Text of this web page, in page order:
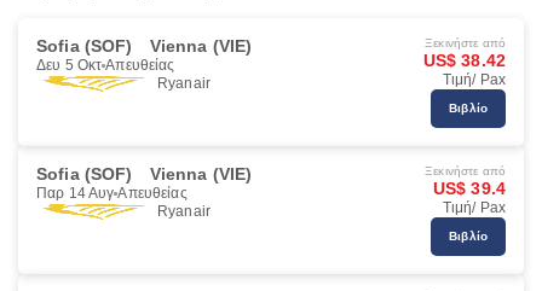
Sofia (SOF) Vienna (VIE)
Δευ 5 Οκτ Απευθείας
Ryanair
Ξεκινήστε από
US$ 38.42
Τιμή/ Pax
Βιβλίο
Sofia (SOF) Vienna (VIE)
Παρ 14 Αυγ Απευθείας
Ryanair
Ξεκινήστε από
US$ 39.4
Τιμή/ Pax
Βιβλίο